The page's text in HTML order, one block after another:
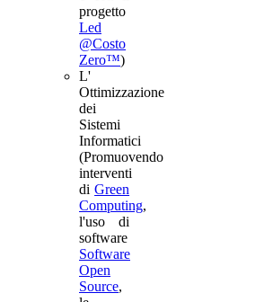
progetto
Led
@Costo
Zero™)
L'
Ottimizzazione
dei
Sistemi
Informatici
(Promuovendo
interventi
diGreen
Computing,
l'uso di
software
Software
Open
Source,